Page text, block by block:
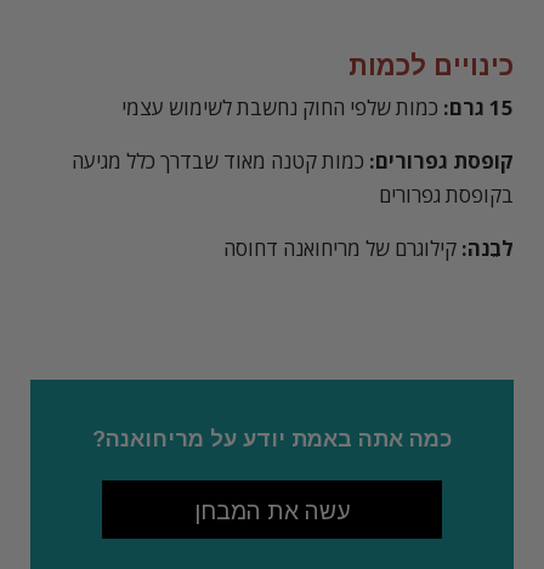
כינויים לכמות
15 גרם:
כמות שלפי החוק נחשבת לשימוש עצמי
קופסת גפרורים: כמות קטנה מאוד שבדרך כלל מגיעה
בקופסת גפרורים
לבֵנה: קילוגרם של מריחואנה דחוסה
כמה אתה באמת יודע על מריחואנה?
עשה את המבחן